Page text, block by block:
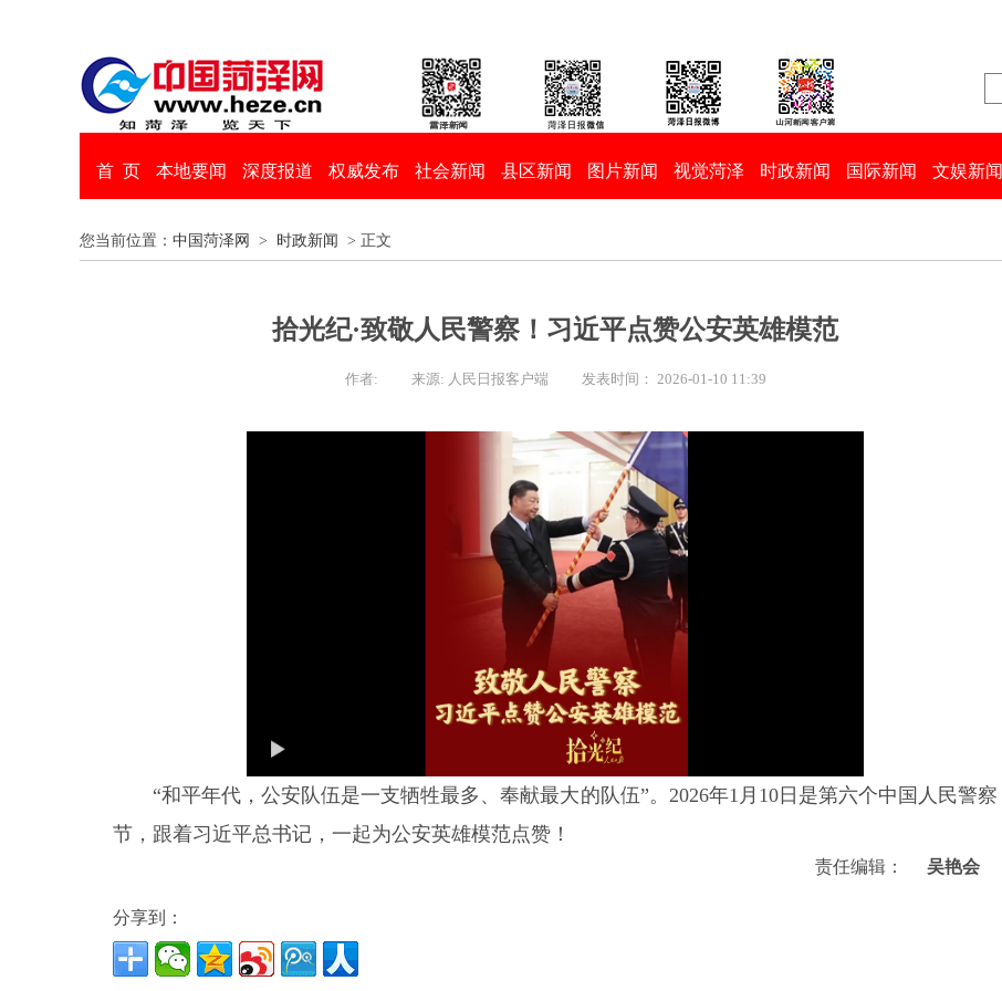
首 页 本地要闻 深度报道 权威发布 社会新闻 县区新闻 图片新闻 视觉菏泽 时政新闻 国际新闻 文娱新闻
您当前位置： 中国菏泽网 > 时政新闻 > 正文
拾光纪·致敬人民警察！习近平点赞公安英雄模范
作者: 来源: 人民日报客户端 发表时间： 2026-01-10 11:39
“和平年代，公安队伍是一支牺牲最多、奉献最大的队伍”。2026年1月10日是第六个中国人民警察
节，跟着习近平总书记，一起为公安英雄模范点赞！
责任编辑： 吴艳会
分享到：